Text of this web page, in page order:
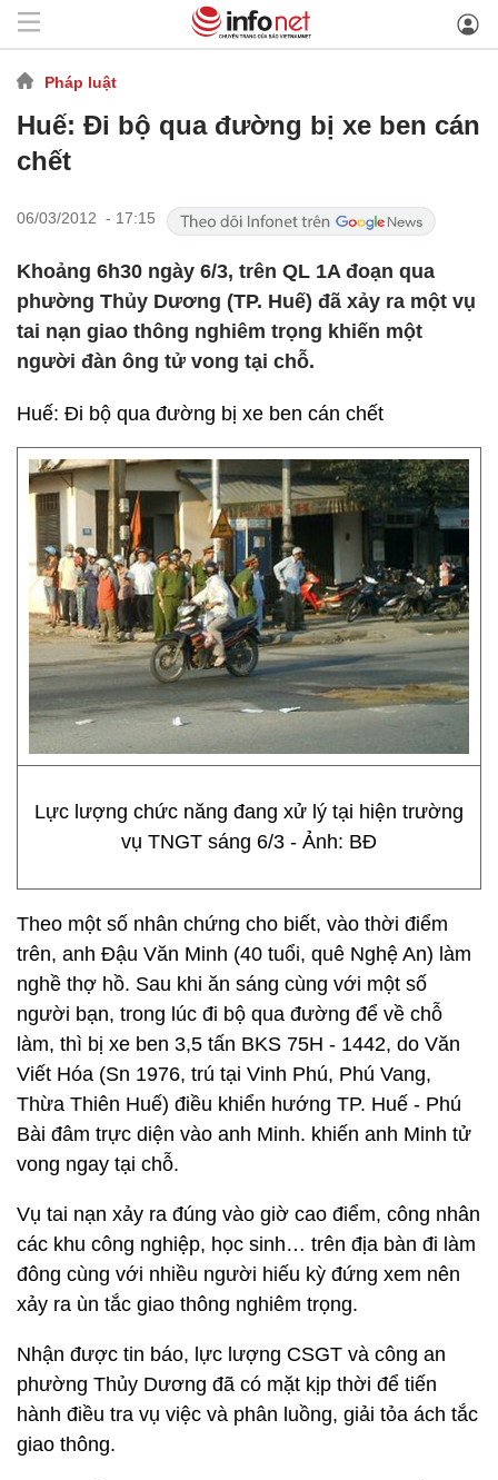
Pháp luật
Huế: Đi bộ qua đường bị xe ben cán
chết
06/03/2012 - 17:15
Khoảng 6h30 ngày 6/3, trên QL 1A đoạn qua
phường Thủy Dương (TP. Huế) đã xảy ra một vụ
tai nạn giao thông nghiêm trọng khiến một
người đàn ông tử vong tại chỗ.
Huế: Đi bộ qua đường bị xe ben cán chết
Lực lượng chức năng đang xử lý tại hiện trường
vụ TNGT sáng 6/3 - Ảnh: BĐ
Theo một số nhân chứng cho biết, vào thời điểm
trên, anh Đậu Văn Minh (40 tuổi, quê Nghệ An) làm
nghề thợ hồ. Sau khi ăn sáng cùng với một số
người bạn, trong lúc đi bộ qua đường để về chỗ
làm, thì bị xe ben 3,5 tấn BKS 75H - 1442, do Văn
Viết Hóa (Sn 1976, trú tại Vinh Phú, Phú Vang,
Thừa Thiên Huế) điều khiển hướng TP. Huế - Phú
Bài đâm trực diện vào anh Minh. khiến anh Minh tử
vong ngay tại chỗ.
Vụ tai nạn xảy ra đúng vào giờ cao điểm, công nhân
các khu công nghiệp, học sinh… trên địa bàn đi làm
đông cùng với nhiều người hiếu kỳ đứng xem nên
xảy ra ùn tắc giao thông nghiêm trọng.
Nhận được tin báo, lực lượng CSGT và công an
phường Thủy Dương đã có mặt kịp thời để tiến
hành điều tra vụ việc và phân luồng, giải tỏa ách tắc
giao thông.